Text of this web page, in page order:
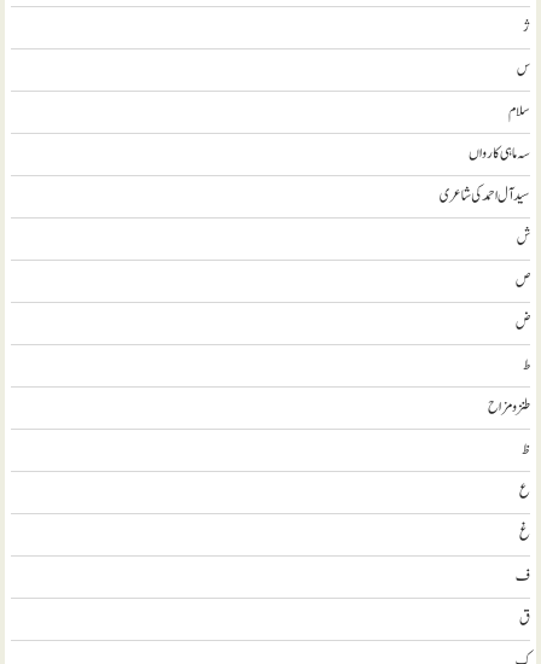
ژ
س
سلام
سہ ماہی کارواں
سيد آل احمد کی شاعری
ش
ص
ض
ط
طنز و مزاح
ظ
ع
غ
ف
ق